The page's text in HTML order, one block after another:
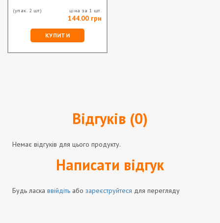
(упак. 2 шт) ціна за 1 шт.
144.00 грн
КУПИТИ
Відгуків (0)
Немає відгуків для цього продукту.
Написати відгук
Будь ласка ввійдіть або зареєструйтеся для перегляду